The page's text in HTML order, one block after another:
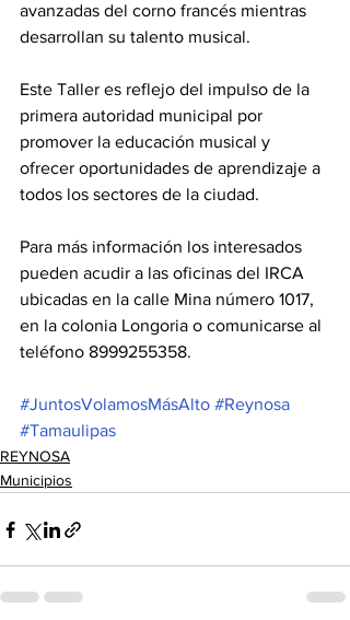
avanzadas del corno francés mientras
desarrollan su talento musical.
Este Taller es reflejo del impulso de la
primera autoridad municipal por
promover la educación musical y
ofrecer oportunidades de aprendizaje a
todos los sectores de la ciudad.
Para más información los interesados
pueden acudir a las oficinas del IRCA
ubicadas en la calle Mina número 1017,
en la colonia Longoria o comunicarse al
teléfono 8999255358.
#JuntosVolamosMásAlto #Reynosa
#Tamaulipas
REYNOSA
Municipios